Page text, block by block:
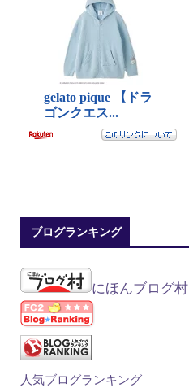
ブログランキング
にほんブログ村
人気ブログランキング